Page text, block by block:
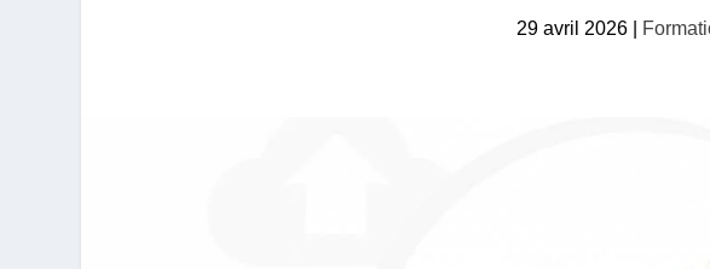
29 avril 2026|